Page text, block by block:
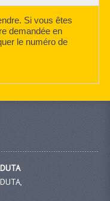
Si vous êtes
demandée en
le numéro de